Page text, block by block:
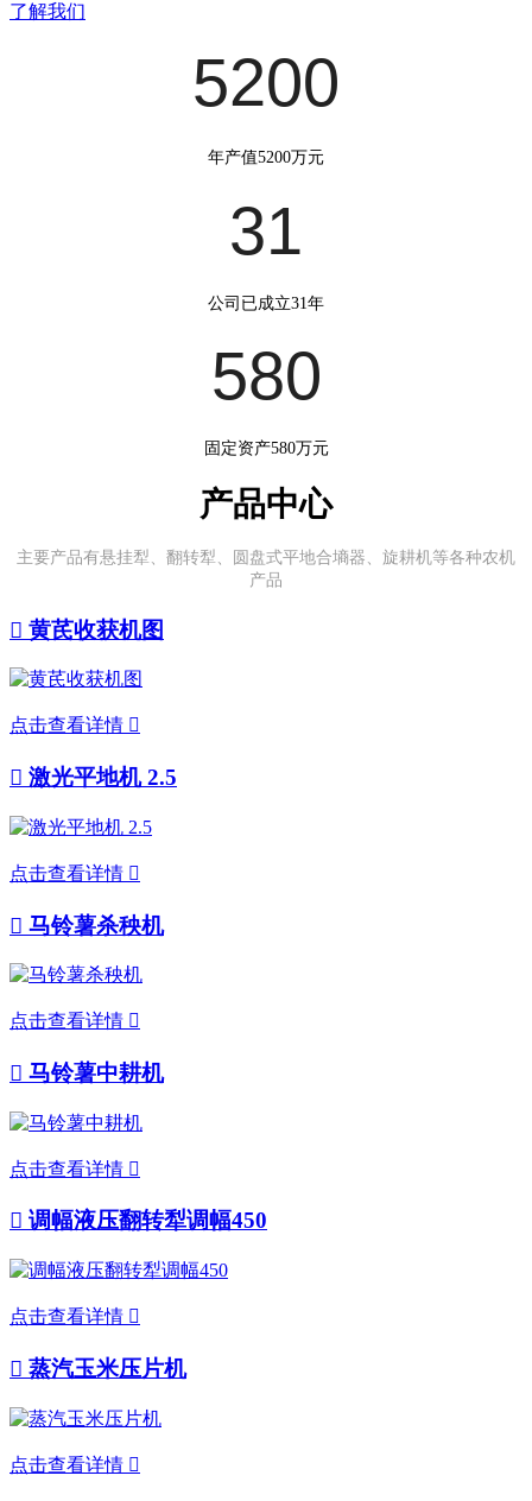
了解我们
5200
年产值5200万元
31
公司已成立31年
580
固定资产580万元
产品中心
主要产品有悬挂犁、翻转犁、圆盘式平地合墒器、旋耕机等各种农机
产品
 黄芪收获机图
点击查看详情 
 激光平地机 2.5
点击查看详情 
 马铃薯杀秧机
点击查看详情 
 马铃薯中耕机
点击查看详情 
 调幅液压翻转犁调幅450
点击查看详情 
 蒸汽玉米压片机
点击查看详情 